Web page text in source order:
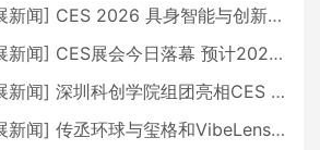
新闻] CES 2026 具身智能与创新领域 中国公司大放异彩
新闻] CES展会今日落幕 预计2026行业收入将超五千亿美元
新闻] 深圳科创学院组团亮相CES 广受好评
新闻] 传丞环球与玺格和VibeLens共同推出全新耳机